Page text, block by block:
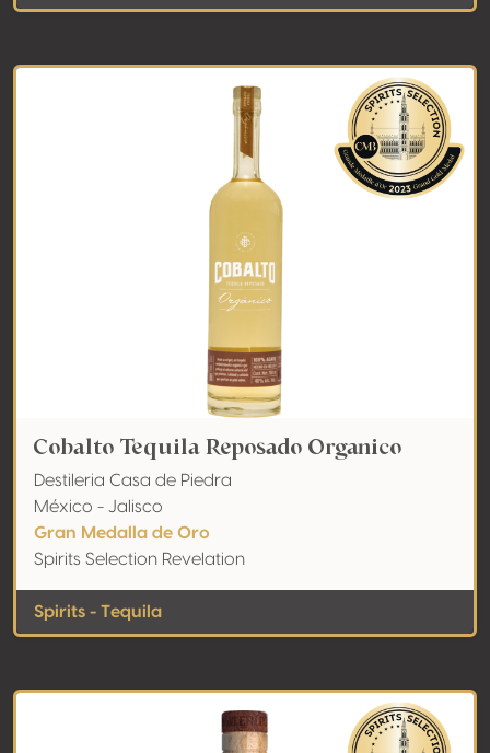
Cobalto Tequila Reposado Organico
Destileria Casa de Piedra
México - Jalisco
Gran Medalla de Oro
Spirits Selection Revelation
Spirits - Tequila